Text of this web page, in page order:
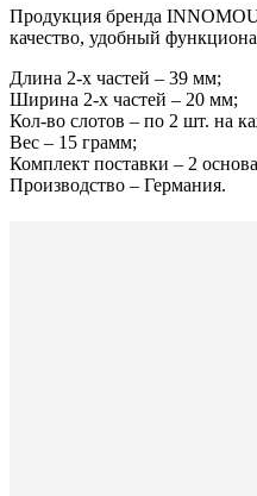
Продукция бренда
качество, удобный
Длина 2-х частей – 39 мм;
Ширина 2-х частей – 20 мм;
Кол-во слотов – по 2 шт. на
Вес – 15 грамм;
Комплект поставки – 2
Производство – Германия.